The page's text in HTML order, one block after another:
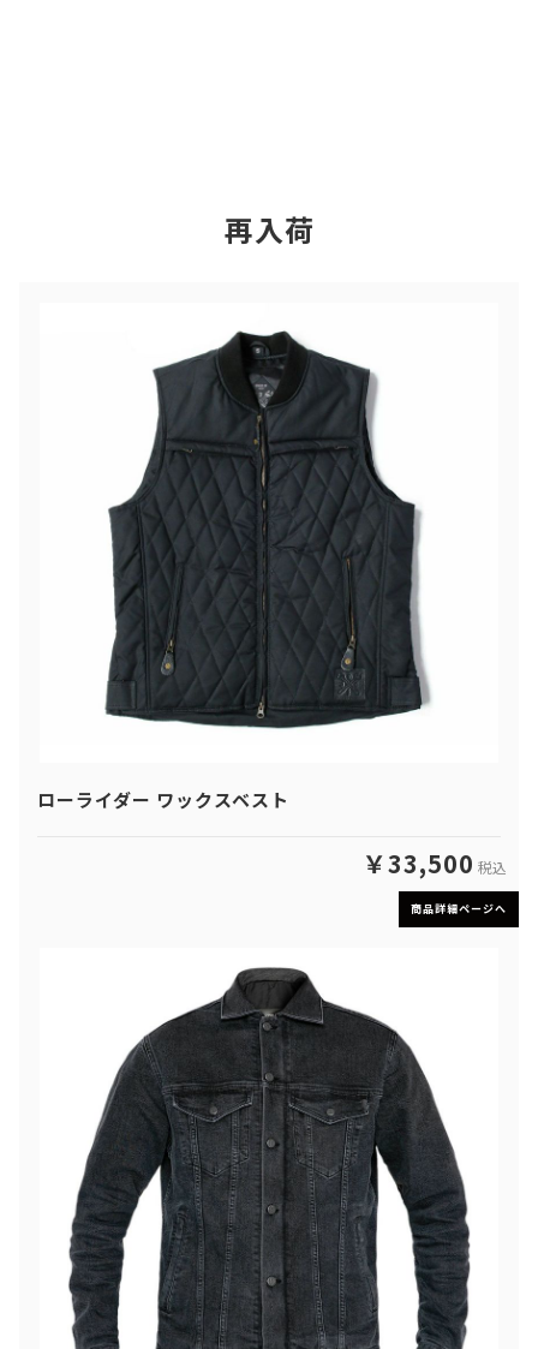
再入荷
ローライダー ワックスベスト
￥33,500 税込
商品詳細ページへ